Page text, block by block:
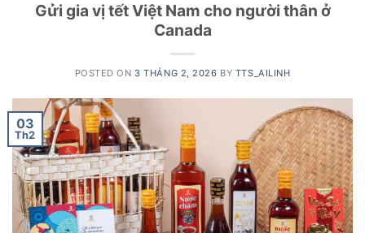
Gửi gia vị tết Việt Nam cho người thân ở
Canada
POSTED ON 3 THÁNG 2, 2026 BY TTS_AILINH
03
Th2